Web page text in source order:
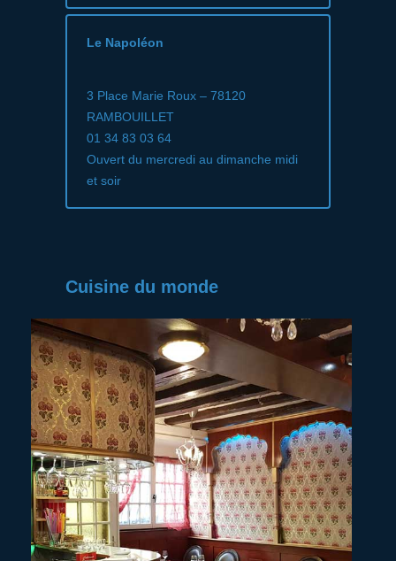
Le Napoléon
3 Place Marie Roux – 78120
RAMBOUILLET
01 34 83 03 64
Ouvert du mercredi au dimanche midi
et soir
Cuisine du monde